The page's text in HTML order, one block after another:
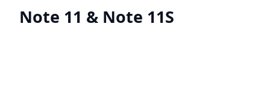
Note 11 & Note 11S